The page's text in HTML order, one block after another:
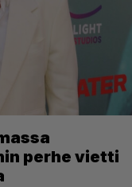
perhe vietti